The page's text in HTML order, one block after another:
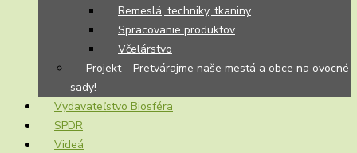
Remeslá, techniky, tkaniny
Spracovanie produktov
Včelárstvo
Projekt – Pretvárajme naše mestá a obce na ovocné
sady!
Vydavateľstvo Biosféra
SPDR
Videá